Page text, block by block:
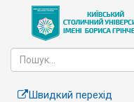
Швидкий перехід